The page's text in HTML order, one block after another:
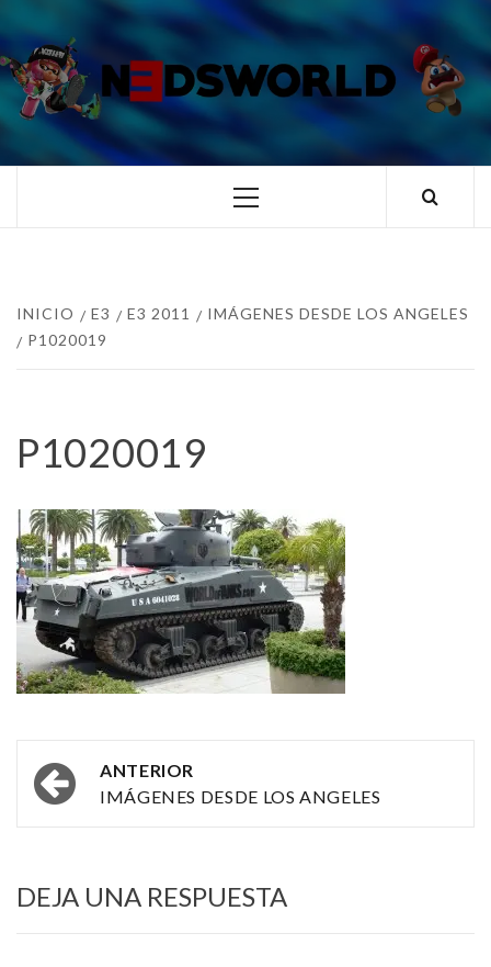
al
contenido
TUS ESPECIALISTAS EN NINTENDO
Menú
INICIO E3 E3 2011
IMÁGENES DESDE LOS ANGELES
P1020019
P1020019
Navegación
por
ANTERIOR
IMÁGENES DESDE LOS ANGELES
DEJA UNA RESPUESTA